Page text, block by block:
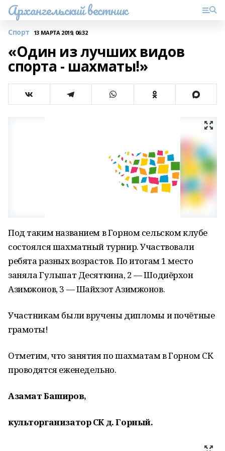
Архангельский вестник
Спорт 13 МАРТА 2019, 06:32
«Один из лучших видов
спорта - шахматы!»
Под таким названием в Горном сельском клубе
состоялся шахматный турнир. Участвовали
ребята разных возрастов. По итогам 1 место
заняла Гульшат Десяткина, 2 — Шодиёрхон
Азимжонов, 3 — Шайхзот Азимжонов.
Участникам были вручены дипломы и почётные
грамоты!
Отметим, что занятия по шахматам в Горном СК
проводятся еженедельно.
Азамат Баширов,
культорганизатор СК д. Горный.